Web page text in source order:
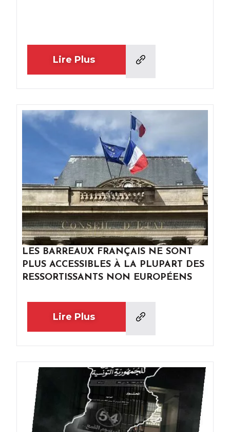
Lire Plus
LES BARREAUX FRANÇAIS NE SONT
PLUS ACCESSIBLES À LA PLUPART DES
RESSORTISSANTS NON EUROPÉENS
Lire Plus